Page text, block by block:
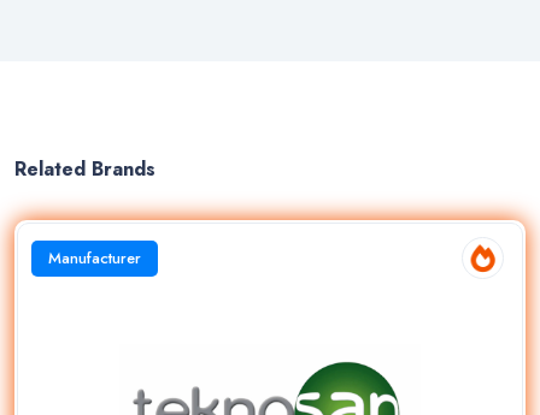
Related Brands
Manufacturer